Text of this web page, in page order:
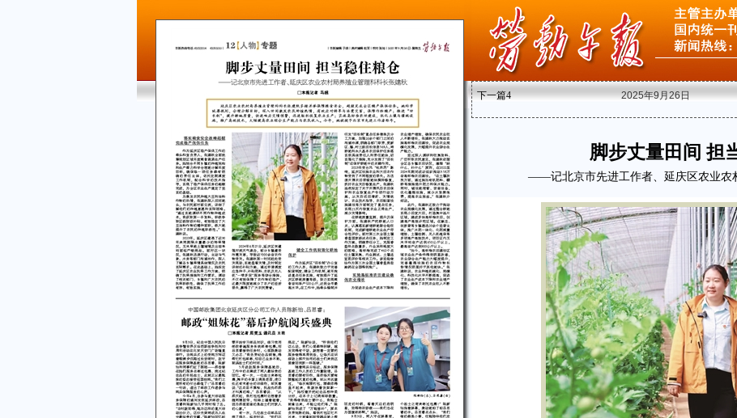
下一篇4 2025年9月26日
脚步丈量田间 担
——记北京市先进工作者、延庆区农业农